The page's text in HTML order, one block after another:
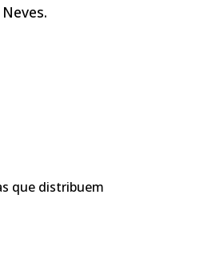
que distribuem